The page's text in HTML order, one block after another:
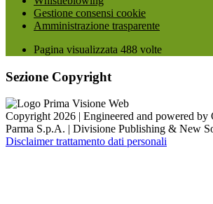
Gestione consensi cookie
Amministrazione trasparente
Pagina visualizzata 488 volte
Sezione Copyright
Copyright 2026 | Engineered and powered by
Parma S.p.A. | Divisione Publishing & New
Disclaimer trattamento dati personali